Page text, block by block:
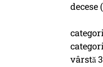
decese
vârstă